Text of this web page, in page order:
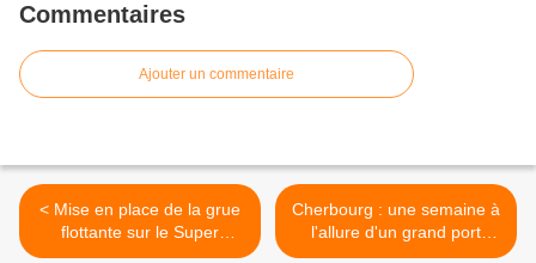
Commentaires
Ajouter un commentaire
< Mise en place de la grue
flottante sur le Super
Servant 3 et arrivée du
Cherbourg : une semaine à
l'allure d'un grand port
maritime >